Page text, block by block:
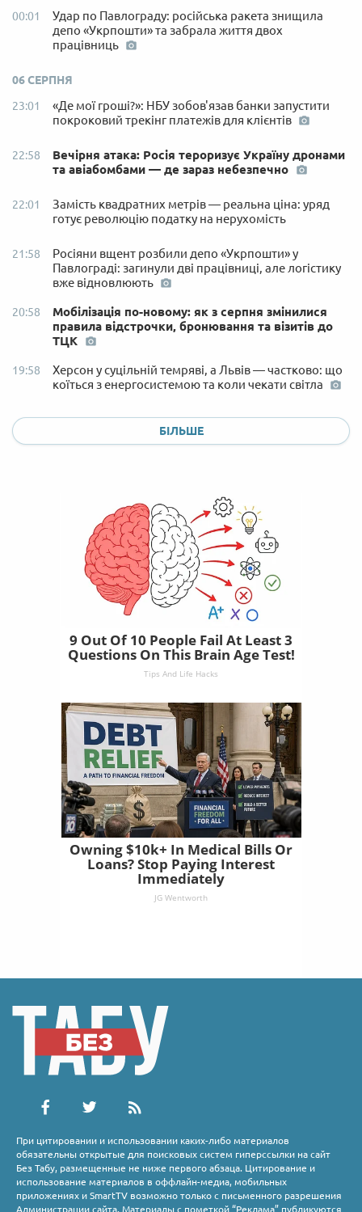
00:01
Удар по Павлограду: російська ракета знищила
депо «Укрпошти» та забрала життя двох
працівниць
06 СЕРПНЯ
23:01
«Де мої гроші?»: НБУ зобов'язав банки запустити
покроковий трекінг платежів для клієнтів
22:58
Вечірня атака: Росія тероризує Україну дронами
та авіабомбами — де зараз небезпечно
22:01
Замість квадратних метрів — реальна ціна: уряд
готує революцію податку на нерухомість
21:58
Росіяни вщент розбили депо «Укрпошти» у
Павлограді: загинули дві працівниці, але логістику
вже відновлюють
20:58
Мобілізація по-новому: як з серпня змінилися
правила відстрочки, бронювання та візитів до
ТЦК
19:58
Херсон у суцільній темряві, а Львів — частково: що
коїться з енергосистемою та коли чекати світла
БІЛЬШЕ
9 Out Of 10 People Fail At Least 3
Questions On This Brain Age Test!
Tips And Life Hacks
Owning $10k+ In Medical Bills Or
Loans? Stop Paying Interest
Immediately
JG Wentworth
При цитировании и использовании каких-либо материалов
обязательны открытые для поисковых систем гиперссылки на сайт
Без Табу, размещенные не ниже первого абзаца. Цитирование и
использование материалов в оффлайн-медиа, мобильных
приложениях и SmartTV возможно только с письменного разрешения
Администрации сайта. Материалы с пометкой “Реклама” публикуются